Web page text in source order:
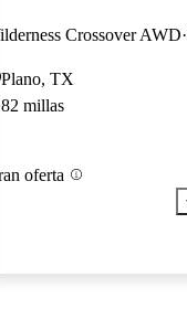
Crossover AWD
Plano, TX
82 millas
oferta